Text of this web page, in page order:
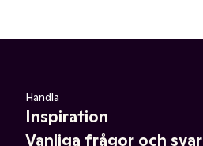
Handla
Inspiration
Vanliga frågor och svar